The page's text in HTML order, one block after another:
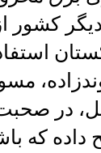
کشور
در
داده که